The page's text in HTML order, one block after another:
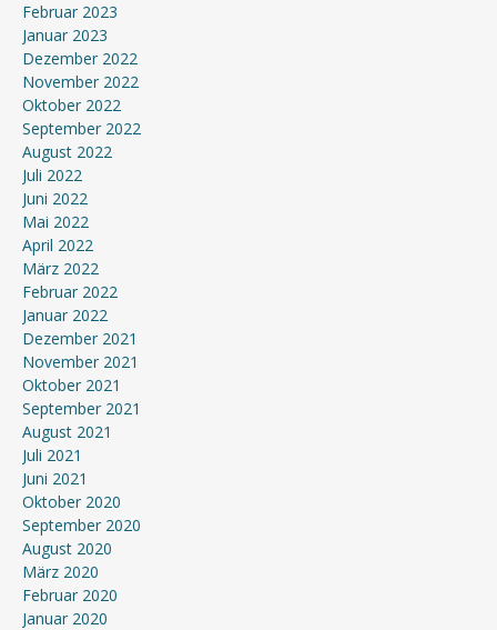
Februar 2023
Januar 2023
Dezember 2022
November 2022
Oktober 2022
September 2022
August 2022
Juli 2022
Juni 2022
Mai 2022
April 2022
März 2022
Februar 2022
Januar 2022
Dezember 2021
November 2021
Oktober 2021
September 2021
August 2021
Juli 2021
Juni 2021
Oktober 2020
September 2020
August 2020
März 2020
Februar 2020
Januar 2020